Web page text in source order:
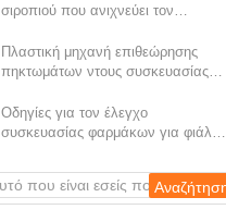
σιροπιού που ανιχνεύει τον
έτους
Πλαστική μηχανή επιθεώρησης
πηκτωμάτων ντους συσκευασίας
κατώτατο σημείο μπουκαλιών
Οδηγίες για τον έλεγχο
συσκευασίας φαρμάκων για φιάλες